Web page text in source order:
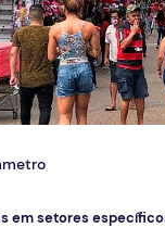
em setores